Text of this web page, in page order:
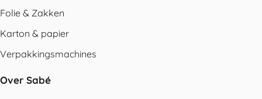
Folie & Zakken
Karton & papier
Verpakkingsmachines
Over Sabé